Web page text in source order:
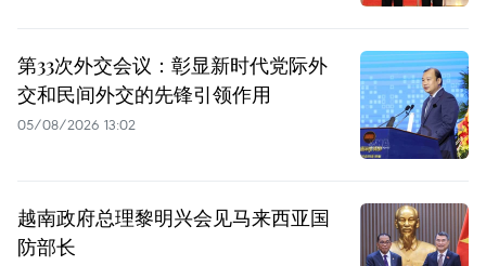
第33次外交会议：彰显新时代党际外
交和民间外交的先锋引领作用
05/08/2026 13:02
越南政府总理黎明兴会见马来西亚国
防部长